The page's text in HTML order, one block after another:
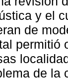
y el
de
permitió
de la